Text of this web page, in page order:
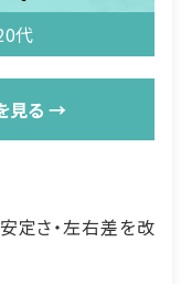
代
見る →
定さ・左右差を改